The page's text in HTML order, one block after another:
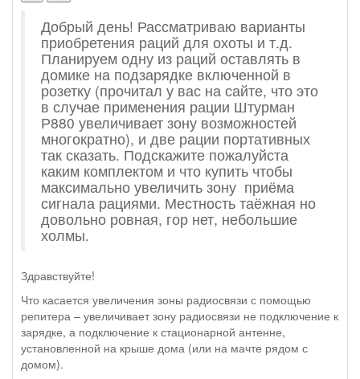
Добрый день! Рассматриваю варианты
приобретения раций для охоты и т.д.
Планируем одну из раций оставлять в
домике на подзарядке включенной в
розетку (прочитал у вас на сайте, что это
в случае применения рации Штурман
Р880 увеличивает зону возможностей
многократно), и две рации портативных
так сказать. Подскажите пожалуйста
каким комплектом и что купить чтобы
максимально увеличить зону приёма
сигнала рациями. Местность таёжная но
довольно ровная, гор нет, небольшие
холмы.
Здравствуйте!
Что касается увеличения зоны радиосвязи с помощью
репитера – увеличивает зону радиосвязи не подключение к
зарядке, а подключение к стационарной антенне,
установленной на крыше дома (или на мачте рядом с
домом).